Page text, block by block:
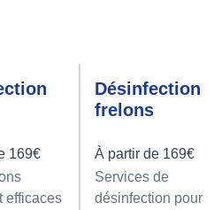
169€
efficaces
Désinfection
frelons
À partir de 169€
Services de
désinfection pour